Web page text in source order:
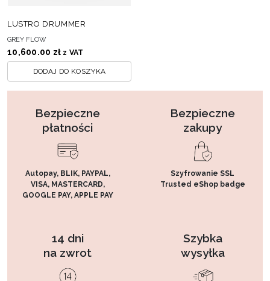
LUSTRO DRUMMER
GREY FLOW
10,600.00 zł z VAT
DODAJ DO KOSZYKA
Bezpieczne
płatności
Autopay, BLIK, PAYPAL,
VISA, MASTERCARD,
GOOGLE PAY, APPLE PAY
Bezpieczne
zakupy
Szyfrowanie SSL
Trusted eShop badge
14 dni
na zwrot
Szybka
wysyłka